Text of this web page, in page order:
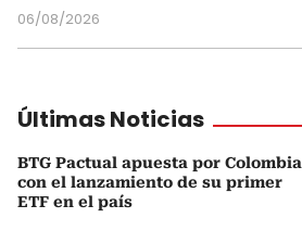
06/08/2026
Últimas Noticias
BTG Pactual apuesta por Colombia
con el lanzamiento de su primer
ETF en el país